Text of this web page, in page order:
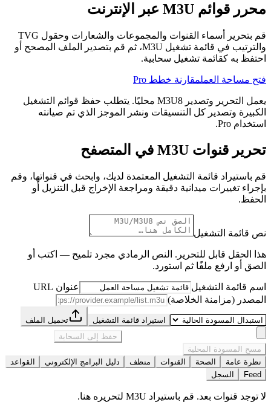
محرر قوائم M3U عبر الإنترنت
قم بتحرير أسماء القنوات والمجموعات والشعارات وحقول TVG
والترتيب في قائمة تشغيل M3U، ثم قم بتصدير الملف المصحح أو
احتفظ به كقائمة تشغيل سحابية.
فتح مساحة العملمقارنة خطط Pro
يعمل التحرير وتصدير M3U8 محليًا. يتطلب حفظ قوائم التشغيل
الكبيرة وتصدير كل التنسيقات ونشر الموجز الذي تم صيانته
استخدام Pro.
تحرير قنوات M3U في المتصفح
قم باستيراد قائمة التشغيل المعتمدة لديك، وابحث في قنواتها، وقم
بإجراء تغييرات ميدانية دقيقة ومراجعة الإخراج قبل التنزيل أو
الحفظ.
نص قائمة التشغيل
هذا الحقل قابل للتحرير. النص الرمادي مجرد تلميح — اكتب أو
الصق أو ارفع ملفًا ثم استورد.
اسم قائمة التشغيل
عنوان URL
المصدر (مزامنة الخلاصة)
استيراد قائمة التشغيل
تحميل الملف
حفظ إلى السحابة
مسح المسودة المحلية
نظرة عامة
الصحة القنوات منظف دليل البرامج الإلكتروني
القواعد
Feed
السجل
لا توجد قنوات بعد. قم باستيراد M3U لتحريره هنا.